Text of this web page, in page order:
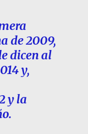
de 2009,
dicen al
y,
y la